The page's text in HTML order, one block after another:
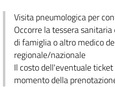
Visita pneumologica per
Occorre la tessera
di famiglia o altro medico
regionale/nazionale
Il costo dell'eventuale
momento della